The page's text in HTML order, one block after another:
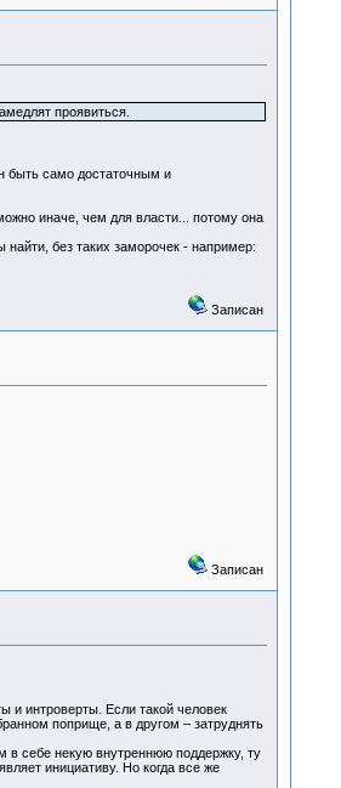
проявиться.
быть само достаточным и
иначе, чем для власти... потому она
без таких заморочек - например:
Записан
Записан
и интроверты. Если такой человек
поприще, а в другом – затруднять
в себе некую внутреннюю поддержку, ту
инициативу. Но когда все же